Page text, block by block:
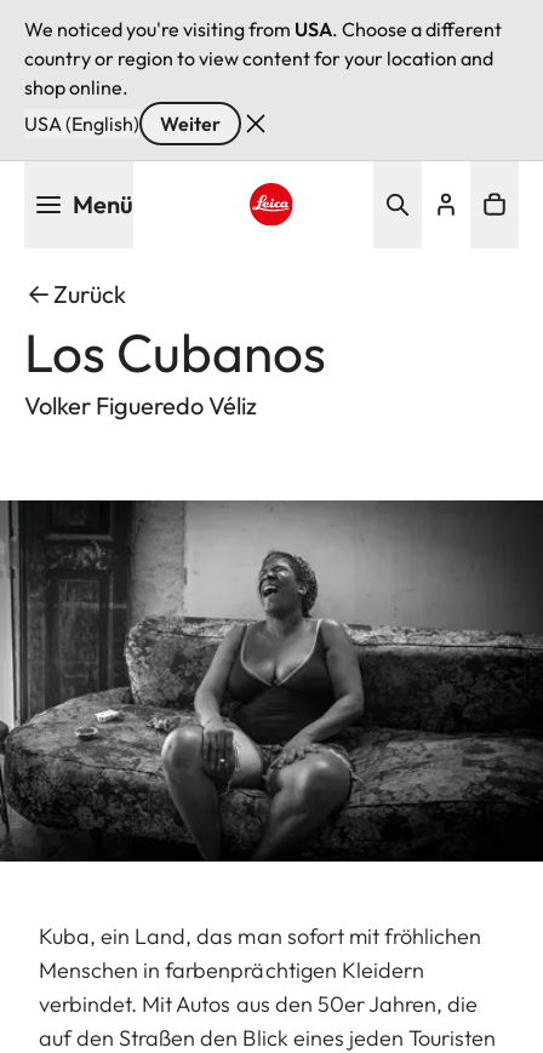
We noticed you're visiting from USA. Choose a different
country or region to view content for your location and
shop online.
USA (English)
Weiter
Menü
Zurück
Los Cubanos
Volker Figueredo Véliz
Kuba, ein Land, das man sofort mit fröhlichen
Menschen in farbenprächtigen Kleidern
verbindet. Mit Autos aus den 50er Jahren, die
auf den Straßen den Blick eines jeden Touristen